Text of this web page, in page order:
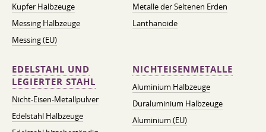
Kupfer Halbzeuge
Messing Halbzeuge
Messing (EU)
Metalle der Seltenen Erden
Lanthanoide
EDELSTAHL UND
LEGIERTER STAHL
Nicht-Eisen-Metallpulver
Edelstahl Halbzeuge
NICHTEISENMETALLE
Aluminium Halbzeuge
Duraluminium Halbzeuge
Aluminium (EU)